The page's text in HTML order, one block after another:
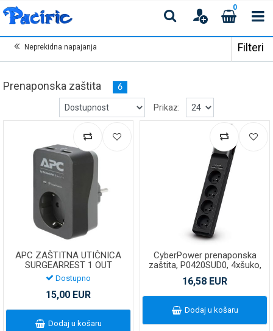
0
Neprekidna napajanja Filteri
Prenaponska zaštita 6
Prikaz:
APC ZAŠTITNA UTIČNICA
SURGEARREST 1 OUT
Dostupno
15,00 EUR
Dodaj u košaru
CyberPower prenaponska
zaštita, P0420SUD0, 4xšuko,
2xUSB-A port
16,58 EUR
Dodaj u košaru